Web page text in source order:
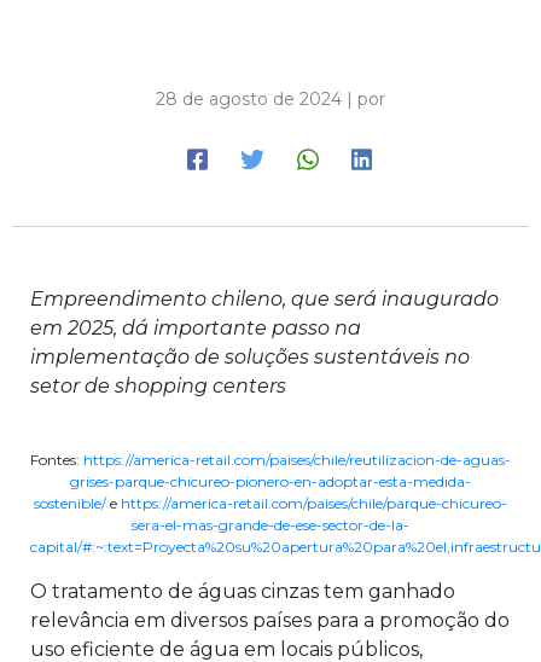
28 de agosto de 2024 | por
Empreendimento chileno, que será inaugurado
em 2025, dá importante passo na
implementação de soluções sustentáveis no
setor de shopping centers
Fontes: https://america-retail.com/paises/chile/reutilizacion-de-aguas-
grises-parque-chicureo-pionero-en-adoptar-esta-medida-
sostenible/e https://america-retail.com/paises/chile/parque-chicureo-
sera-el-mas-grande-de-ese-sector-de-la-
capital/
O tratamento de águas cinzas tem ganhado
relevância em diversos países para a promoção do
uso eficiente de água em locais públicos,